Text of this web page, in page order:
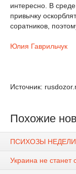
интересно. В
привычку
соратников,
Юлия Гаврильчук
Источник:
Похожие
ПСИХОЗЫ
Украина не станет